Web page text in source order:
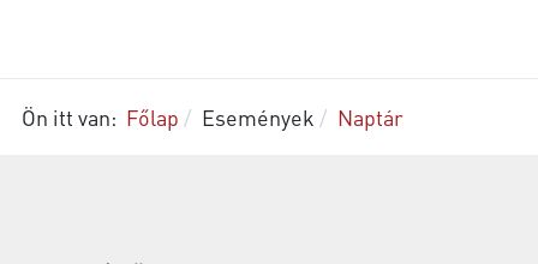
Ön itt van: Főlap Események Naptár